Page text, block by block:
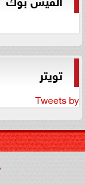
تويتر
Tweets by